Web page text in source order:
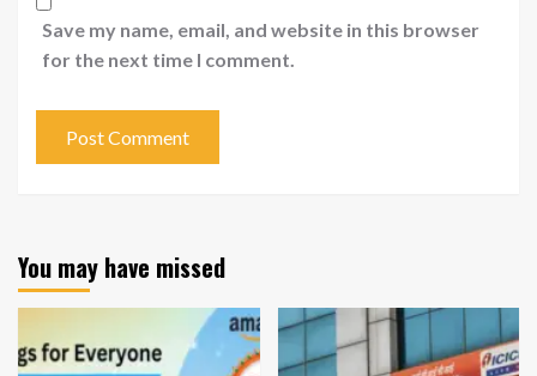
Save my name, email, and website in this browser
for the next time I comment.
You may have missed